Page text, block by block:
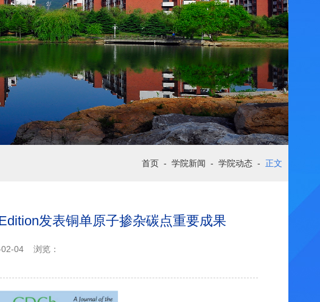
首页 - 学院新闻 - 学院动态 - 正文
发表铜单原子掺杂碳点重要成果
04 浏览：